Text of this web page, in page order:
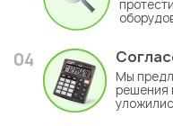
04
Мы
решения